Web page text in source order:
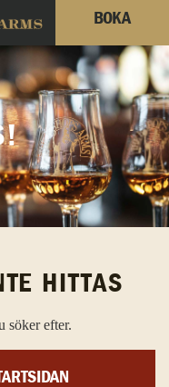
BOKA
HITTAS
söker efter.